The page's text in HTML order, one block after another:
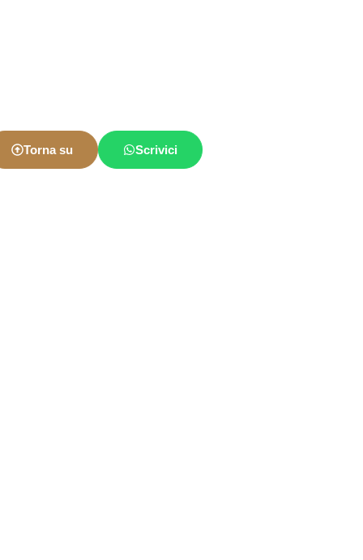
Torna su Scrivici